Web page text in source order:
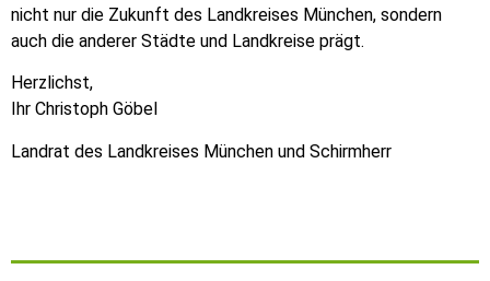
nicht nur die Zukunft des Landkreises München, sondern
auch die anderer Städte und Landkreise prägt.
Herzlichst,
Ihr Christoph Göbel
Landrat des Landkreises München und Schirmherr